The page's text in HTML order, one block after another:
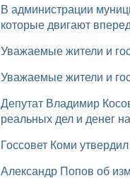
В администрации муниципального района «Печора» состоялось собрание, посвященное людям,
которые двигают
Уважаемые жители и
Уважаемые жители и
Депутат Владимир Косов о преобразованиях в системе МСУ: «Меньше бюрократии, больше
реальных дел и денег
Госсовет Коми
Александр Попов об изменениях управления в муниципалитетах: «Новый закон избавит систему от